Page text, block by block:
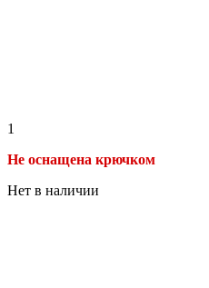
1
Не оснащена крючком
Нет в наличии